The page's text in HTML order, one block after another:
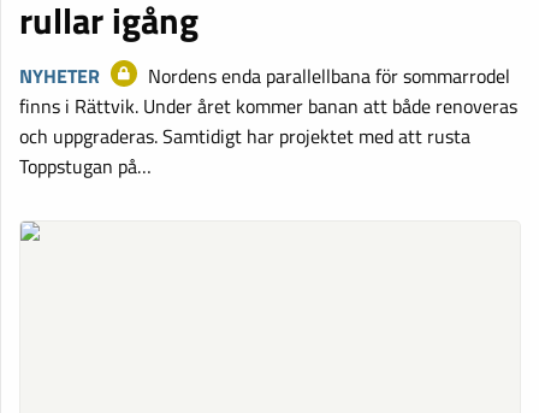
rullar igång
NYHETER
Nordens enda parallellbana för sommarrodel
finns i Rättvik. Under året kommer banan att både renoveras
och uppgraderas. Samtidigt har projektet med att rusta
Toppstugan på…